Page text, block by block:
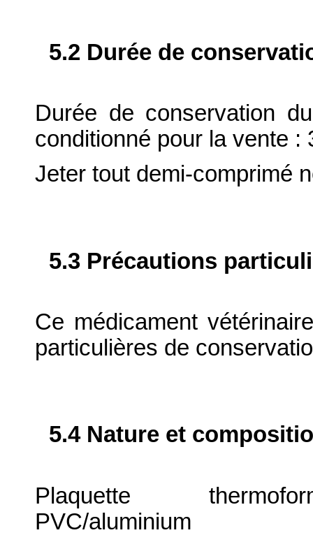
5.2 Durée de
Durée de conservation
conditionné pour la vente :
Jeter tout demi-comprimé
5.3 Précautions
Ce médicament
particulières de
5.4 Nature et
Plaquette
PVC/aluminium